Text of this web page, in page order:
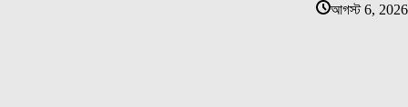
আগস্ট 6, 2026